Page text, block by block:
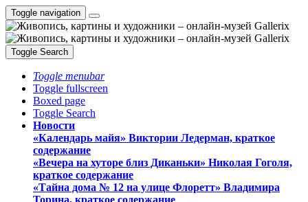
Toggle navigation
Toggle Search
Toggle menubar
Toggle fullscreen
Boxed page
Toggle Search
Новости
«Календарь майя» Виктории Ледерман, краткое
содержание
«Вечера на хуторе близ Диканьки» Николая Гоголя,
краткое содержание
«Тайна дома № 12 на улице Флоретт» Владимира
Торина, краткое содержание